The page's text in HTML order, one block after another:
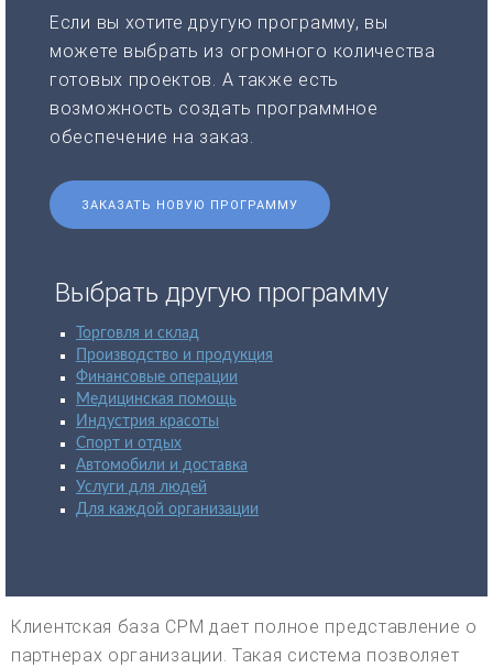
Если вы хотите другую программу, вы
можете выбрать из огромного количества
готовых проектов. А также есть
возможность создать программное
обеспечение на заказ.
ЗАКАЗАТЬ НОВУЮ ПРОГРАММУ
Выбрать другую программу
Торговля и склад
Производство и продукция
Финансовые операции
Медицинская помощь
Индустрия красоты
Спорт и отдых
Автомобили и доставка
Услуги для людей
Для каждой организации
Клиентская база CPM дает полное представление о
партнерах организации. Такая система позволяет